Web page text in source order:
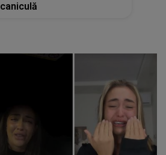
caniculă